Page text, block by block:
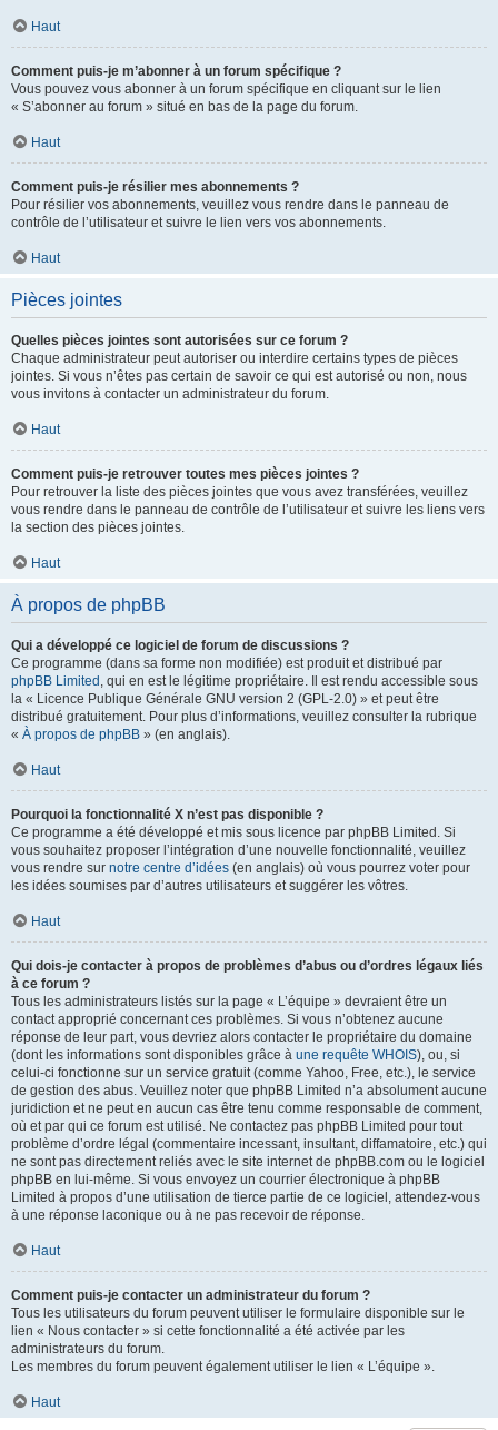
Haut
Comment puis-je m’abonner à un forum spécifique ?
Vous pouvez vous abonner à un forum spécifique en cliquant sur le lien
« S’abonner au forum » situé en bas de la page du forum.
Haut
Comment puis-je résilier mes abonnements ?
Pour résilier vos abonnements, veuillez vous rendre dans le panneau de
contrôle de l’utilisateur et suivre le lien vers vos abonnements.
Haut
Pièces jointes
Quelles pièces jointes sont autorisées sur ce forum ?
Chaque administrateur peut autoriser ou interdire certains types de pièces
jointes. Si vous n’êtes pas certain de savoir ce qui est autorisé ou non, nous
vous invitons à contacter un administrateur du forum.
Haut
Comment puis-je retrouver toutes mes pièces jointes ?
Pour retrouver la liste des pièces jointes que vous avez transférées, veuillez
vous rendre dans le panneau de contrôle de l’utilisateur et suivre les liens vers
la section des pièces jointes.
Haut
À propos de phpBB
Qui a développé ce logiciel de forum de discussions ?
Ce programme (dans sa forme non modifiée) est produit et distribué par
phpBB Limited , qui en est le légitime propriétaire. Il est rendu accessible sous
la « Licence Publique Générale GNU version 2 (GPL-2.0) » et peut être
distribué gratuitement. Pour plus d’informations, veuillez consulter la rubrique
« À propos de phpBB » (en anglais).
Haut
Pourquoi la fonctionnalité X n’est pas disponible ?
Ce programme a été développé et mis sous licence par phpBB Limited. Si
vous souhaitez proposer l’intégration d’une nouvelle fonctionnalité, veuillez
vous rendre sur notre centre d’idées (en anglais) où vous pourrez voter pour
les idées soumises par d’autres utilisateurs et suggérer les vôtres.
Haut
Qui dois-je contacter à propos de problèmes d’abus ou d’ordres légaux liés
à ce forum ?
Tous les administrateurs listés sur la page « L’équipe » devraient être un
contact approprié concernant ces problèmes. Si vous n’obtenez aucune
réponse de leur part, vous devriez alors contacter le propriétaire du domaine
(dont les informations sont disponibles grâce à une requête WHOIS), ou, si
celui-ci fonctionne sur un service gratuit (comme Yahoo, Free, etc.), le service
de gestion des abus. Veuillez noter que phpBB Limited n’a absolument aucune
juridiction et ne peut en aucun cas être tenu comme responsable de comment,
où et par qui ce forum est utilisé. Ne contactez pas phpBB Limited pour tout
problème d’ordre légal (commentaire incessant, insultant, diffamatoire, etc.) qui
ne sont pas directement reliés avec le site internet de phpBB.com ou le logiciel
phpBB en lui-même. Si vous envoyez un courrier électronique à phpBB
Limited à propos d’une utilisation de tierce partie de ce logiciel, attendez-vous
à une réponse laconique ou à ne pas recevoir de réponse.
Haut
Comment puis-je contacter un administrateur du forum ?
Tous les utilisateurs du forum peuvent utiliser le formulaire disponible sur le
lien « Nous contacter » si cette fonctionnalité a été activée par les
administrateurs du forum.
Les membres du forum peuvent également utiliser le lien « L’équipe ».
Haut